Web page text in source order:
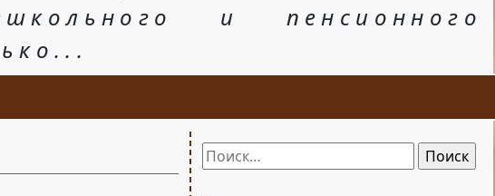
и пенсионного
Найти: